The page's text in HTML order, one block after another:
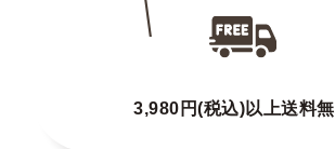
3,980円(税込)以上送料